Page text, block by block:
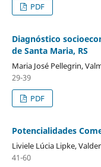
PDF
Diagnóstico
de Santa Maria, RS
Maria José Pellegrin,
29-39
PDF
Potencialidades
Liviele Lúcia Lipke,
41-60